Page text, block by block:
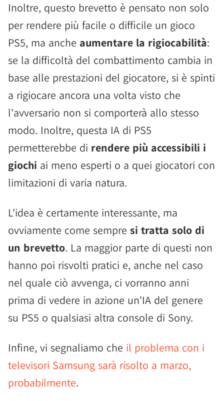
Inoltre, questo brevetto è pensato non solo
per rendere più facile o difficile un gioco
PS5, ma anche aumentare la rigiocabilità:
se la difficoltà del combattimento cambia in
base alle prestazioni del giocatore, si è spinti
a rigiocare ancora una volta visto che
l'avversario non si comporterà allo stesso
modo. Inoltre, questa IA di PS5
permetterebbe di rendere più accessibili i
giochi ai meno esperti o a quei giocatori con
limitazioni di varia natura.
L'idea è certamente interessante, ma
ovviamente come sempre si tratta solo di
un brevetto. La maggior parte di questi non
hanno poi risvolti pratici e, anche nel caso
nel quale ciò avvenga, ci vorranno anni
prima di vedere in azione un'IA del genere
su PS5 o qualsiasi altra console di Sony.
Infine, vi segnaliamo che il problema con i
televisori Samsung sarà risolto a marzo,
probabilmente.